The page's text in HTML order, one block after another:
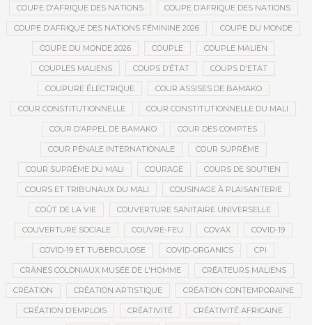
COUPE D'AFRIQUE DES NATIONS COUPE D’AFRIQUE DES NATIONS
COUPE D’AFRIQUE DES NATIONS FÉMININE 2026 COUPE DU MONDE
COUPE DU MONDE 2026 COUPLE COUPLE MALIEN
COUPLES MALIENS COUPS D’ÉTAT COUPS D'ETAT
COUPURE ÉLECTRIQUE COUR ASSISES DE BAMAKO
COUR CONSTITUTIONNELLE COUR CONSTITUTIONNELLE DU MALI
COUR D’APPEL DE BAMAKO COUR DES COMPTES
COUR PÉNALE INTERNATIONALE COUR SUPRÊME
COUR SUPRÊME DU MALI COURAGE COURS DE SOUTIEN
COURS ET TRIBUNAUX DU MALI COUSINAGE À PLAISANTERIE
COÛT DE LA VIE COUVERTURE SANITAIRE UNIVERSELLE
COUVERTURE SOCIALE COUVRE-FEU COVAX COVID-19
COVID-19 ET TUBERCULOSE COVID-ORGANICS CPI
CRÂNES COLONIAUX MUSÉE DE L'HOMME CRÉATEURS MALIENS
CRÉATION CRÉATION ARTISTIQUE CRÉATION CONTEMPORAINE
CRÉATION D’EMPLOIS CRÉATIVITÉ CRÉATIVITÉ AFRICAINE